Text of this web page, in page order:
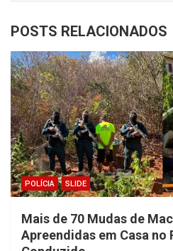
POSTS RELACIONADOS
POLÍCIA SLIDE
Mais de 70 Mudas de
Apreendidas em Casa no